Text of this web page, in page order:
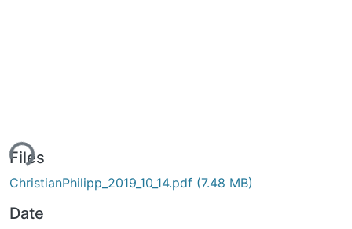
Files
ChristianPhilipp_2019_10_14.pdf (7.48 MB)
Date